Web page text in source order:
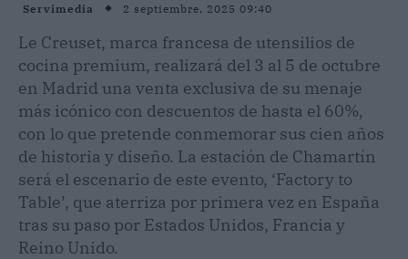
Servimedia 2 septiembre, 2025 09:40
Le Creuset, marca francesa de utensilios de
cocina premium, realizará del 3 al 5 de octubre
en Madrid una venta exclusiva de su menaje
más icónico con descuentos de hasta el 60%,
con lo que pretende conmemorar sus cien años
de historia y diseño. La estación de Chamartín
será el escenario de este evento, ‘Factory to
Table’, que aterriza por primera vez en España
tras su paso por Estados Unidos, Francia y
Reino Unido.